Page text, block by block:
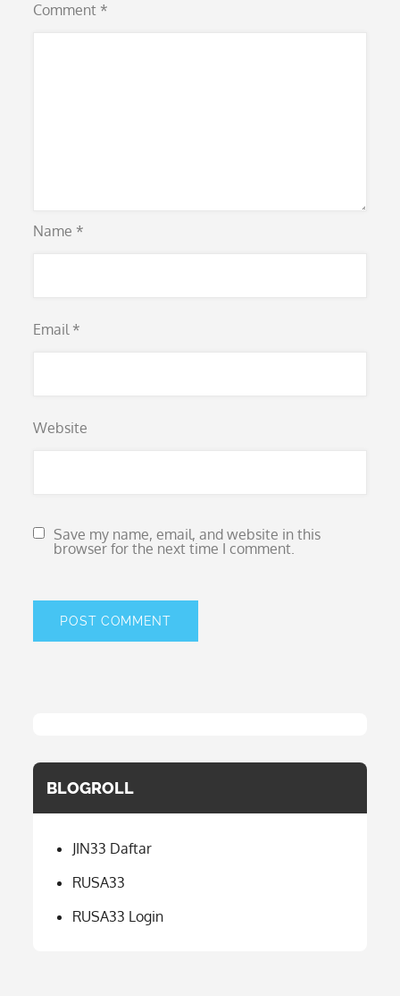
Comment *
Name *
Email *
Website
Save my name, email, and website in this
browser for the next time I comment.
BLOGROLL
JIN33 Daftar
RUSA33
RUSA33 Login